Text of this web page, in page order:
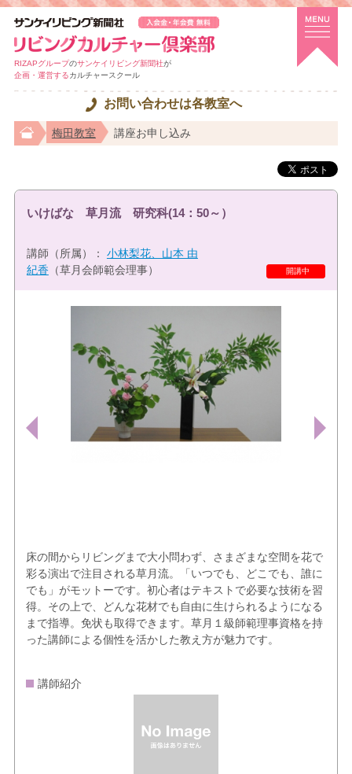
RIZAPグループのサンケイリビング新聞社が
企画・運営するカルチャースクール
お問い合わせは各教室へ
梅田教室 講座お申し込み
特選講座
開講中
いけばな 草月流 研究科(14：50～）
講師（所属）： 小林梨花、山本 由
紀香（草月会師範会理事）
床の間からリビングまで大小問わず、さまざまな空間を花で
彩る演出で注目される草月流。「いつでも、どこでも、誰に
でも」がモットーです。初心者はテキストで必要な技術を習
得。その上で、どんな花材でも自由に生けられるようになる
まで指導。免状も取得できます。草月１級師範理事資格を持
った講師による個性を活かした教え方が魅力です。
講師紹介